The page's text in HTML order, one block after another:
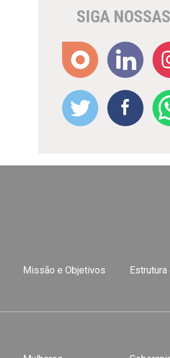
SIGA
Missão e Objetivos